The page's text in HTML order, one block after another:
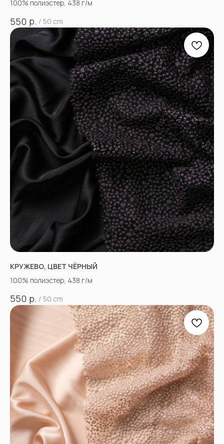
100% полиэстер, 438 г/м
550 р. / 50 cm
КРУЖЕВО, ЦВЕТ ЧЁРНЫЙ
100% полиэстер, 438 г/м
550 р. / 50 cm